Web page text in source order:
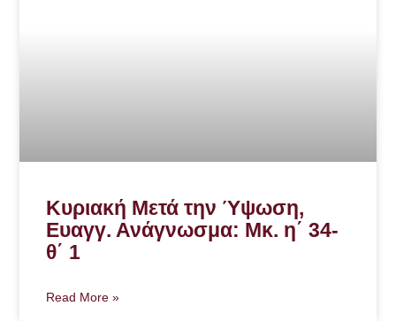
Κυριακή Μετά την Ύψωση,
Ευαγγ. Ανάγνωσμα: Μκ. η΄ 34-
θ΄ 1
Read More »